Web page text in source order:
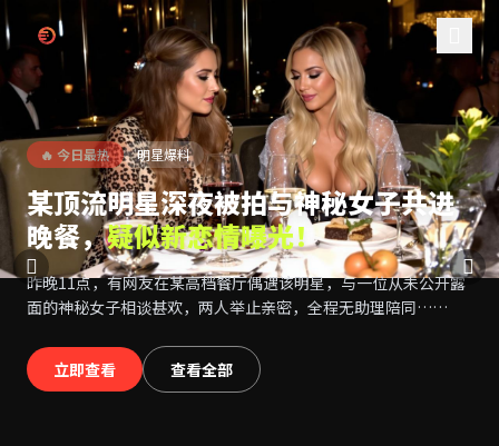
跳过导航
推特网红黑料
🔥 今日最热 明星爆料
某顶流明星深夜被拍与神秘女子共进
晚餐，疑似新恋情曝光！
昨晚11点，有网友在某高档餐厅偶遇该明星，与一位从未公开露
面的神秘女子相谈甚欢，两人举止亲密，全程无助理陪同……
立即查看 查看全部